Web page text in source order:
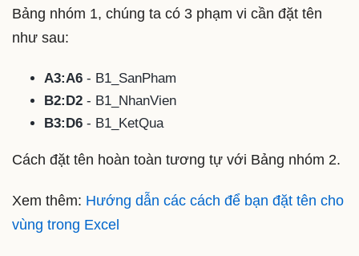
Bảng nhóm 1, chúng ta có 3 phạm vi cần đặt tên
như sau:
A3:A6 - B1_SanPham
B2:D2 - B1_NhanVien
B3:D6 - B1_KetQua
Cách đặt tên hoàn toàn tương tự với Bảng nhóm 2.
Xem thêm: Hướng dẫn các cách để bạn đặt tên cho
vùng trong Excel